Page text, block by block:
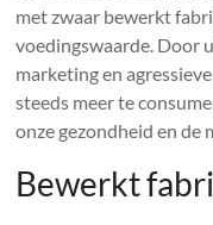
met zwaar bewerkt
voedingswaarde. Door
marketing en
steeds meer te
onze gezondheid en de
Bewerkt